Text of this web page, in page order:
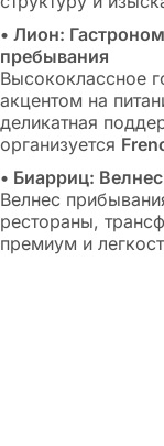
• Лион:
пребывания
Высококлассное
акцентом на
деликатная
организуется
• Биарриц:
Велнес
рестораны,
премиум и